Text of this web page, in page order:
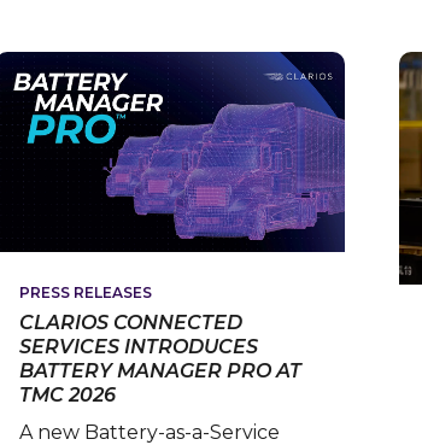
IN
EUROPA
DURCH
ÜBERNAHME
VON
ECOBAT-
STANDORTEN
PRESS RELEASES
CLARIOS CONNECTED
SERVICES INTRODUCES
BATTERY MANAGER PRO AT
TMC 2026
A new Battery-as-a-Service